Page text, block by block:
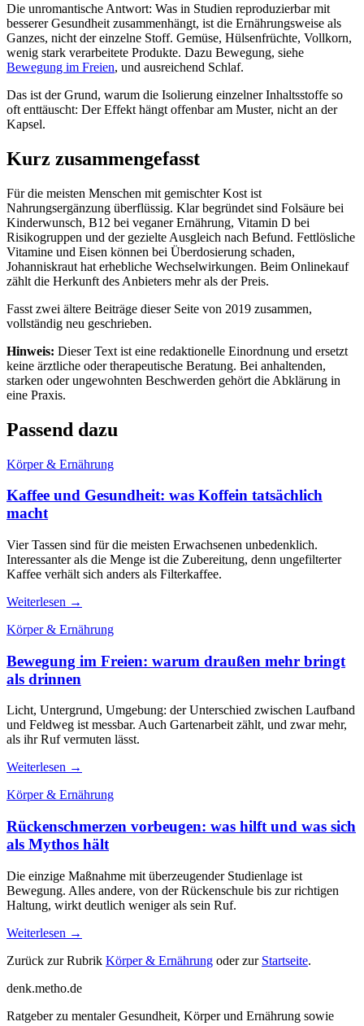
Die unromantische Antwort: Was in Studien reproduzierbar mit
besserer Gesundheit zusammenhängt, ist die Ernährungsweise als
Ganzes, nicht der einzelne Stoff. Gemüse, Hülsenfrüchte, Vollkorn,
wenig stark verarbeitete Produkte. Dazu Bewegung, siehe
Bewegung im Freien, und ausreichend Schlaf.
Das ist der Grund, warum die Isolierung einzelner Inhaltsstoffe so
oft enttäuscht: Der Effekt hängt offenbar am Muster, nicht an der
Kapsel.
Kurz zusammengefasst
Für die meisten Menschen mit gemischter Kost ist
Nahrungsergänzung überflüssig. Klar begründet sind Folsäure bei
Kinderwunsch, B12 bei veganer Ernährung, Vitamin D bei
Risikogruppen und der gezielte Ausgleich nach Befund. Fettlösliche
Vitamine und Eisen können bei Überdosierung schaden,
Johanniskraut hat erhebliche Wechselwirkungen. Beim Onlinekauf
zählt die Herkunft des Anbieters mehr als der Preis.
Fasst zwei ältere Beiträge dieser Seite von 2019 zusammen,
vollständig neu geschrieben.
Hinweis: Dieser Text ist eine redaktionelle Einordnung und ersetzt
keine ärztliche oder therapeutische Beratung. Bei anhaltenden,
starken oder ungewohnten Beschwerden gehört die Abklärung in
eine Praxis.
Passend dazu
Körper & Ernährung
Kaffee und Gesundheit: was Koffein tatsächlich
macht
Vier Tassen sind für die meisten Erwachsenen unbedenklich.
Interessanter als die Menge ist die Zubereitung, denn ungefilterter
Kaffee verhält sich anders als Filterkaffee.
Weiterlesen →
Körper & Ernährung
Bewegung im Freien: warum draußen mehr bringt
als drinnen
Licht, Untergrund, Umgebung: der Unterschied zwischen Laufband
und Feldweg ist messbar. Auch Gartenarbeit zählt, und zwar mehr,
als ihr Ruf vermuten lässt.
Weiterlesen →
Körper & Ernährung
Rückenschmerzen vorbeugen: was hilft und was sich
als Mythos hält
Die einzige Maßnahme mit überzeugender Studienlage ist
Bewegung. Alles andere, von der Rückenschule bis zur richtigen
Haltung, wirkt deutlich weniger als sein Ruf.
Weiterlesen →
Zurück zur Rubrik Körper & Ernährung oder zur Startseite.
denk.metho.de
Ratgeber zu mentaler Gesundheit, Körper und Ernährung sowie